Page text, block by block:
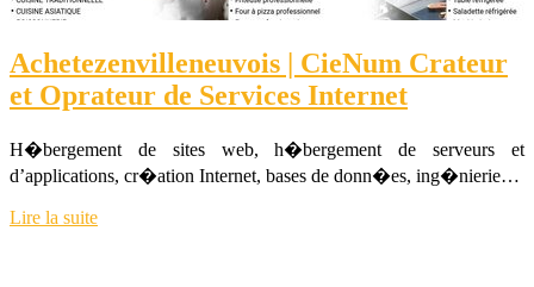
Achetezen­vil­leneu­vois | CieNum Crateur
et Oprateur de Services Internet
H�bergement de sites web, h�bergement de serveurs et
d’applications, cr�ation Internet, bases de donn�es, ing�nierie…
Lire la suite